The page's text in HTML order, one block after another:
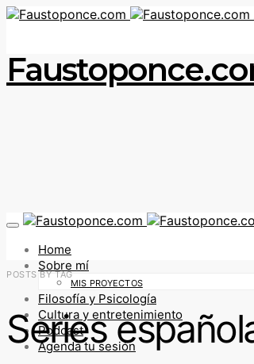
Home
Sobre mí
MIS PROYECTOS
Filosofía y Psicología
Cultura y entretenimiento
Podcast
Agenda tu sesión
POSTS BY TAG
Series